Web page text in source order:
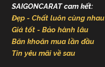
SAIGONCARAT cam kết:
Đẹp - Chất luôn cùng nhau
Giá tốt - Bảo hành lâu
Băn khoăn mua lần đầu
Tin yêu mãi về sau